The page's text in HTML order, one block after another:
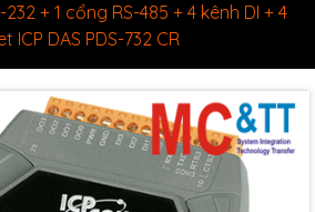
+ 1 cổng RS-485 + 4 kênh DI + 4
ICP DAS PDS-732 CR